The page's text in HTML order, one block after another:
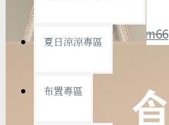
聯絡我們 ID : @ym66
優惠活動 最新活動
旅行收納
汽機車用品
夏日涼涼專區
布置專區